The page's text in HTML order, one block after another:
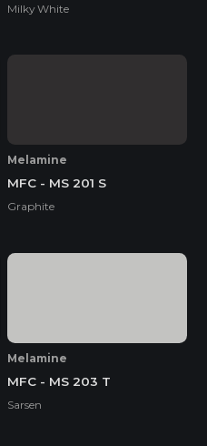
Milky White
Melamine
MFC - MS 201 S
Graphite
Melamine
MFC - MS 203 T
Sarsen